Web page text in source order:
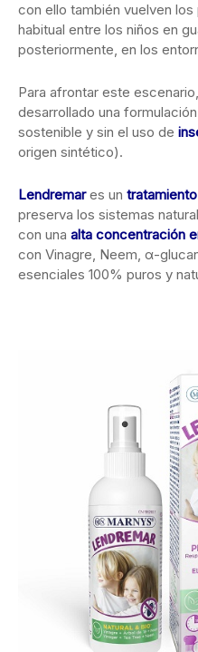
con ello también vuelven
habitual entre los niños en
posteriormente, en los
Para afrontar este
desarrollado una
sostenible y sin el uso de
origen sintético).
Lendremares un
preserva los sistemas
con una alta concentración
con Vinagre, Neem, α-
esenciales 100% puros y